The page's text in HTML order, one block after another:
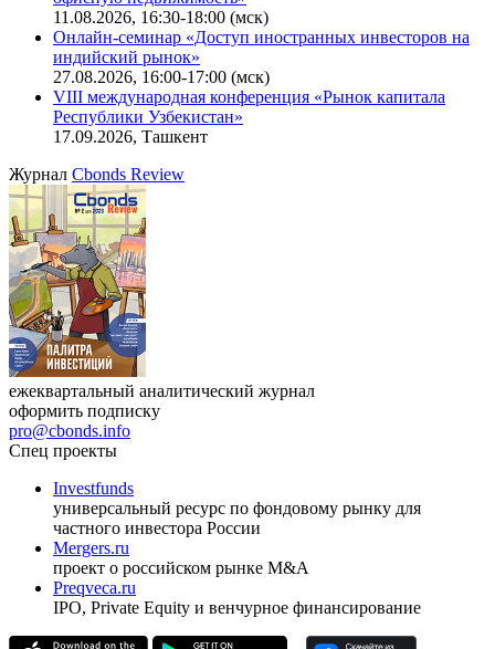
11.08.2026, 16:30-18:00 (мск)
Онлайн-семинар «Доступ иностранных инвесторов на
индийский рынок»
27.08.2026, 16:00-17:00 (мск)
VIII международная конференция «Рынок капитала
Республики Узбекистан»
17.09.2026, Ташкент
Журнал Cbonds Review
ежеквартальный аналитический журнал
оформить подписку
pro@cbonds.info
Спец проекты
Investfunds
универсальный ресурс по фондовому рынку для
частного инвестора России
Mergers.ru
проект о российском рынке M&A
Preqveca.ru
IPO, Private Equity и венчурное финансирование